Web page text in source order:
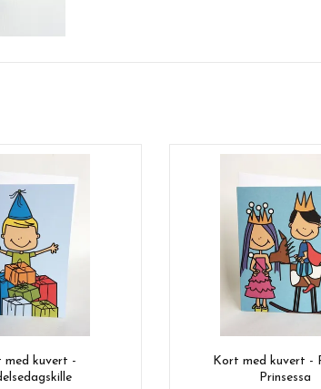
med kuvert -
Kort med kuvert -
Prinsessa